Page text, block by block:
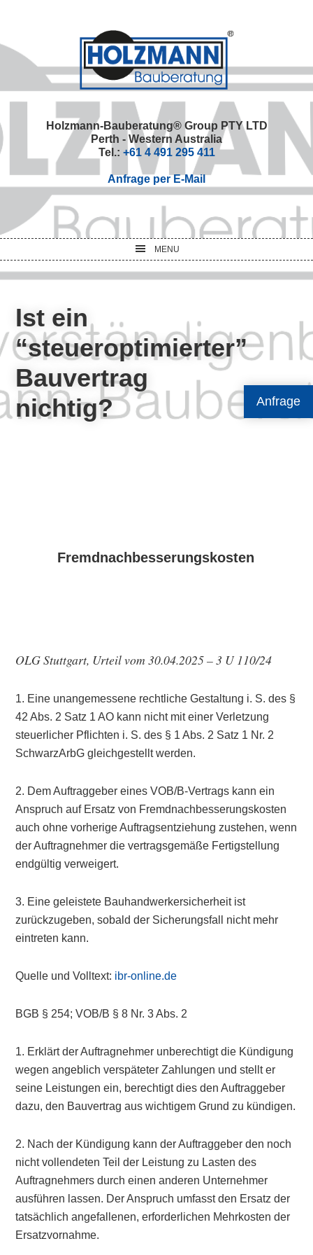
Anfrage
primary
navigation
main
content
primary
sidebar
footer
Holzmann-Bauberatung® Group PTY LTD
Perth - Western Australia
Tel.: +61 4 491 295 411
Anfrage per E-Mail
MENU
Ist ein
“steueroptimierter”
Bauvertrag
nichtig?
Fremdnachbesserungskosten
OLG Stuttgart, Urteil vom 30.04.2025 – 3 U 110/24
1. Eine unangemessene rechtliche Gestaltung i. S. des §
42 Abs. 2 Satz 1 AO kann nicht mit einer Verletzung
steuerlicher Pflichten i. S. des § 1 Abs. 2 Satz 1 Nr. 2
SchwarzArbG gleichgestellt werden.
2. Dem Auftraggeber eines VOB/B-Vertrags kann ein
Anspruch auf Ersatz von Fremdnachbesserungskosten
auch ohne vorherige Auftragsentziehung zustehen, wenn
der Auftragnehmer die vertragsgemäße Fertigstellung
endgültig verweigert.
3. Eine geleistete Bauhandwerkersicherheit ist
zurückzugeben, sobald der Sicherungsfall nicht mehr
eintreten kann.
Quelle und Volltext: ibr-online.de
BGB § 254; VOB/B § 8 Nr. 3 Abs. 2
1. Erklärt der Auftragnehmer unberechtigt die Kündigung
wegen angeblich verspäteter Zahlungen und stellt er
seine Leistungen ein, berechtigt dies den Auftraggeber
dazu, den Bauvertrag aus wichtigem Grund zu kündigen.
2. Nach der Kündigung kann der Auftraggeber den noch
nicht vollendeten Teil der Leistung zu Lasten des
Auftragnehmers durch einen anderen Unternehmer
ausführen lassen. Der Anspruch umfasst den Ersatz der
tatsächlich angefallenen, erforderlichen Mehrkosten der
Ersatzvornahme.